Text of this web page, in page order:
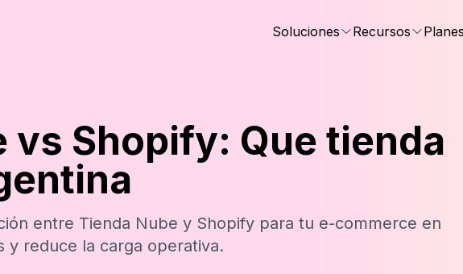
Soluciones Recursos Planes
vs Shopify: Que tienda
entre Tienda Nube y Shopify para tu e-commerce en
y reduce la carga operativa.